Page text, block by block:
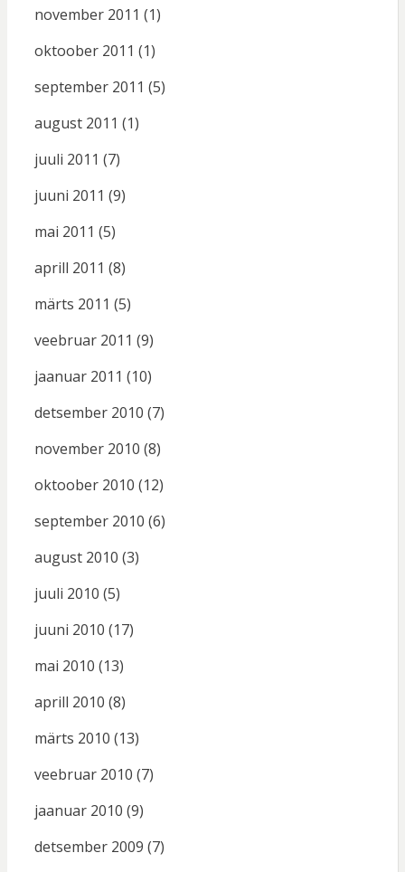
november 2011 (1)
oktoober 2011 (1)
september 2011 (5)
august 2011 (1)
juuli 2011 (7)
juuni 2011 (9)
mai 2011 (5)
aprill 2011 (8)
märts 2011 (5)
veebruar 2011 (9)
jaanuar 2011 (10)
detsember 2010 (7)
november 2010 (8)
oktoober 2010 (12)
september 2010 (6)
august 2010 (3)
juuli 2010 (5)
juuni 2010 (17)
mai 2010 (13)
aprill 2010 (8)
märts 2010 (13)
veebruar 2010 (7)
jaanuar 2010 (9)
detsember 2009 (7)